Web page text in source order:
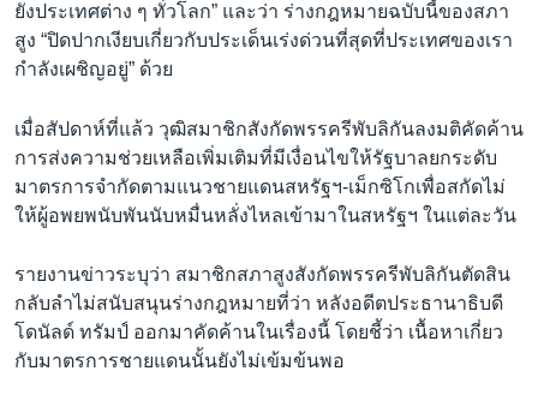
ยังประเทศต่าง ๆ ทั่วโลก” และว่า ร่างกฎหมายฉบับนี้ของสภา
สูง “ปิดปากเงียบเกี่ยวกับประเด็นเร่งด่วนที่สุดที่ประเทศของเรา
กำลังเผชิญอยู่” ด้วย
เมื่อสัปดาห์ที่แล้ว วุฒิสมาชิกสังกัดพรรครีพับลิกันลงมติคัดค้าน
การส่งความช่วยเหลือเพิ่มเติมที่มีเงื่อนไขให้รัฐบาลยกระดับ
มาตรการจำกัดตามแนวชายแดนสหรัฐฯ-เม็กซิโกเพื่อสกัดไม่
ให้ผู้อพยพนับพันนับหมื่นหลั่งไหลเข้ามาในสหรัฐฯ ในแต่ละวัน
รายงานข่าวระบุว่า สมาชิกสภาสูงสังกัดพรรครีพับลิกันตัดสิน
กลับลำไม่สนับสนุนร่างกฎหมายที่ว่า หลังอดีตประธานาธิบดี
โดนัลด์ ทรัมป์ ออกมาคัดค้านในเรื่องนี้ โดยชี้ว่า เนื้อหาเกี่ยว
กับมาตรการชายแดนนั้นยังไม่เข้มข้นพอ